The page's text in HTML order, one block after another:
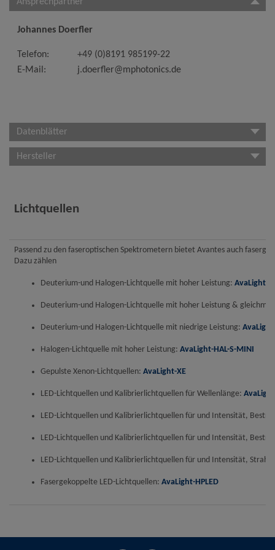
Johannes Doerfler
Telefon:
+49 (0)8191 985199-22
E-Mail:
j.doerfler@mphotonics.de
Datenblätter
Hersteller
Lichtquellen
Passend zu den faseroptischen Spektrometern bietet Avantes auch
Dazu zählen
Deuterium-und Halogen-Lichtquelle mit hoher Leistung:AvaLight-
Deuterium-und Halogen-Lichtquelle mit hoher Leistung &
Deuterium-und Halogen-Lichtquelle mit niedrige Leistung:
Halogen-Lichtquelle mit hoher Leistung:AvaLight-HAL-S-MINI
Gepulste Xenon-Lichtquellen:AvaLight-XE
LED-Lichtquellen und Kalibrierlichtquellen für Wellenlänge:
LED-Lichtquellen und Kalibrierlichtquellen für und Intensität,
LED-Lichtquellen und Kalibrierlichtquellen für und Intensität,
LED-Lichtquellen und Kalibrierlichtquellen für und Intensität,
Fasergekoppelte LED-Lichtquellen:AvaLight-HPLED